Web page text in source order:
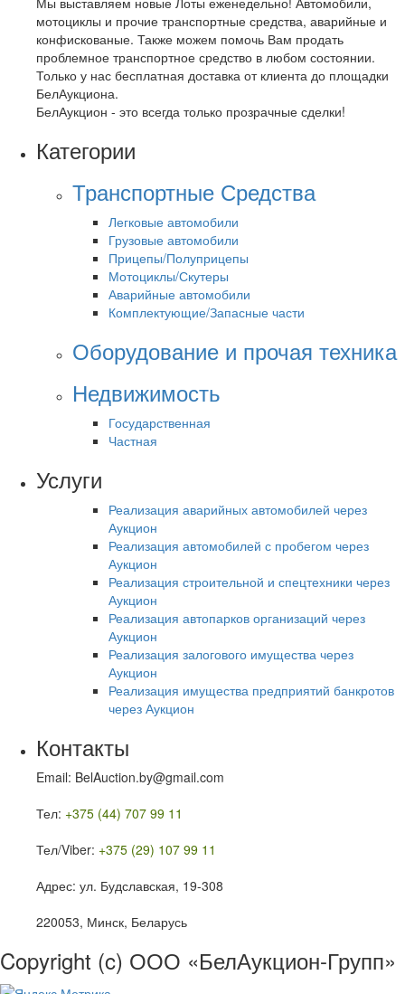
мотоциклы и прочие транспортные средства, аварийные и
конфискованые. Также можем помочь Вам продать
проблемное транспортное средство в любом состоянии.
Только у нас бесплатная доставка от клиента до площадки
БелАукциона.
БелАукцион - это всегда только прозрачные сделки!
Категории
Транспортные Средства
Легковые автомобили
Грузовые автомобили
Прицепы/Полуприцепы
Мотоциклы/Скутеры
Аварийные автомобили
Комплектующие/Запасные части
Оборудование и прочая техника
Недвижимость
Государственная
Частная
Услуги
Реализация аварийных автомобилей через
Аукцион
Реализация автомобилей с пробегом через
Аукцион
Реализация строительной и спецтехники через
Аукцион
Реализация автопарков организаций через
Аукцион
Реализация залогового имущества через
Аукцион
Реализация имущества предприятий банкротов
через Аукцион
Контакты
Email: BelAuction.by@gmail.com
Тел: +375 (44) 707 99 11
Тел/Viber: +375 (29) 107 99 11
Адрес: ул. Будславская, 19-308
220053, Минск, Беларусь
Copyright (c) ООО «БелАукцион-Групп»